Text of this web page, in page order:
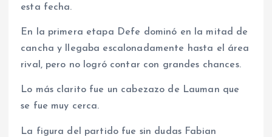
esta fecha.
En la primera etapa Defe dominó en la mitad de
cancha y llegaba escalonadamente hasta el área
rival, pero no logró contar con grandes chances.
Lo más clarito fue un cabezazo de Lauman que
se fue muy cerca.
La figura del partido fue sin dudas Fabian